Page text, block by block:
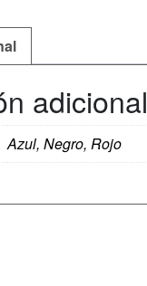
adicional
Azul, Negro, Rojo